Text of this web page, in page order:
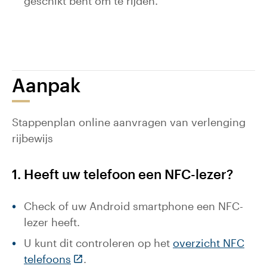
Aanpak
Stappenplan online aanvragen van verlenging
rijbewijs
1. Heeft uw telefoon een NFC-lezer?
Check of uw Android smartphone een NFC-
lezer heeft.
U kunt dit controleren op het overzicht NFC
telefoons (Deze link gaat naar een externe
.